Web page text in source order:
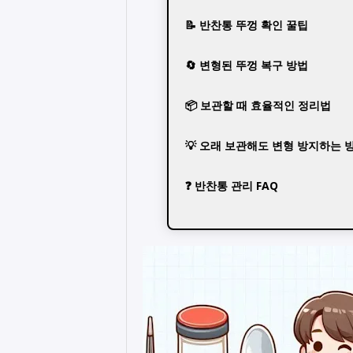
📝 반찬통 뚜껑 확인 꿀팁
🔄 변형된 뚜껑 복구 방법
📦 보관할 때 효율적인 정리법
💡 오래 보관해도 변형 방지하는
❓ 반찬통 관리 FAQ